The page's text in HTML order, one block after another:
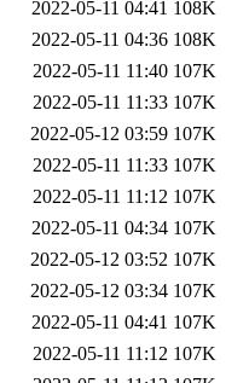
2022-05-11 04:41 108K
2022-05-11 04:36 108K
2022-05-11 11:40 107K
2022-05-11 11:33 107K
2022-05-12 03:59 107K
2022-05-11 11:33 107K
2022-05-11 11:12 107K
2022-05-11 04:34 107K
2022-05-12 03:52 107K
2022-05-12 03:34 107K
2022-05-11 04:41 107K
2022-05-11 11:12 107K